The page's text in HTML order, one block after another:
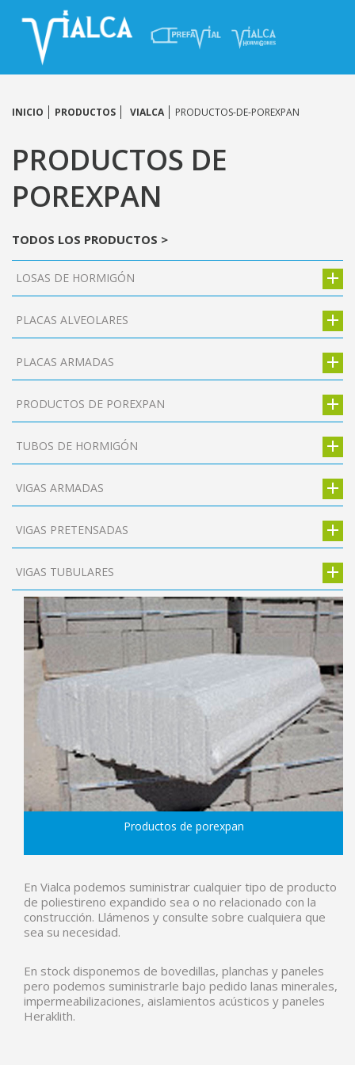
INICIO PRODUCTOS VIALCA PRODUCTOS-DE-POREXPAN
PRODUCTOS DE
POREXPAN
TODOS LOS PRODUCTOS >
LOSAS DE HORMIGÓN
PLACAS ALVEOLARES
PLACAS ARMADAS
PRODUCTOS DE POREXPAN
TUBOS DE HORMIGÓN
VIGAS ARMADAS
VIGAS PRETENSADAS
VIGAS TUBULARES
Productos de porexpan
En Vialca podemos suministrar cualquier tipo de producto
de poliestireno expandido sea o no relacionado con la
construcción. Llámenos y consulte sobre cualquiera que
sea su necesidad.
En stock disponemos de bovedillas, planchas y paneles
pero podemos suministrarle bajo pedido lanas minerales,
impermeabilizaciones, aislamientos acústicos y paneles
Heraklith.